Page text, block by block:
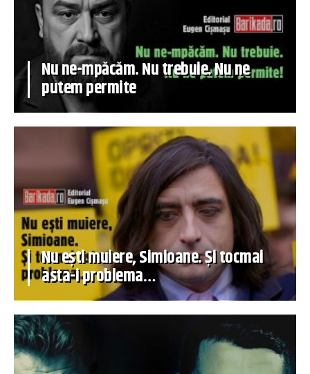
Nu ne-mpăcăm. Nu trebuie. Nu ne
putem permite
Nu ești muiere, Simioane. Și tocmai
asta-i problema…